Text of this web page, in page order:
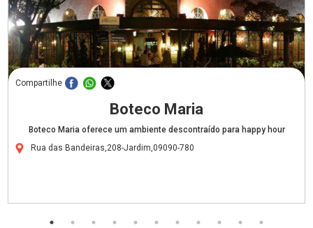
Compartilhe
Boteco Maria
Boteco Maria oferece um ambiente descontraído para happy hour
Rua das Bandeiras,208-Jardim,09090-780